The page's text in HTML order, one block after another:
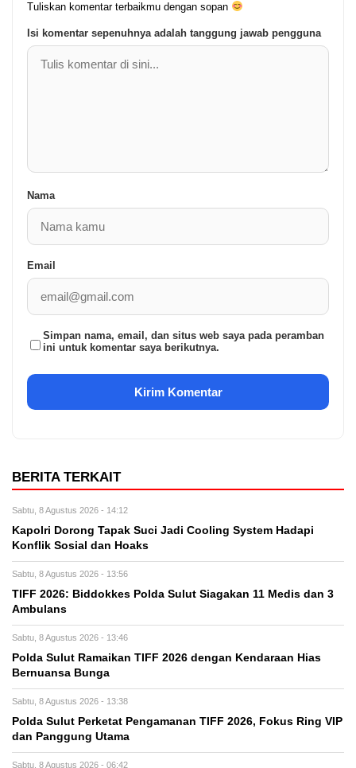
Tuliskan komentar terbaikmu dengan sopan
Isi komentar sepenuhnya adalah tanggung jawab pengguna
Nama
Email
Simpan nama, email, dan situs web saya pada peramban
ini untuk komentar saya berikutnya.
BERITA TERKAIT
Sabtu, 8 Agustus 2026 - 14:12
Kapolri Dorong Tapak Suci Jadi Cooling System Hadapi
Konflik Sosial dan Hoaks
Sabtu, 8 Agustus 2026 - 13:56
TIFF 2026: Biddokkes Polda Sulut Siagakan 11 Medis dan 3
Ambulans
Sabtu, 8 Agustus 2026 - 13:46
Polda Sulut Ramaikan TIFF 2026 dengan Kendaraan Hias
Bernuansa Bunga
Sabtu, 8 Agustus 2026 - 13:38
Polda Sulut Perketat Pengamanan TIFF 2026, Fokus Ring VIP
dan Panggung Utama
Sabtu, 8 Agustus 2026 - 06:42